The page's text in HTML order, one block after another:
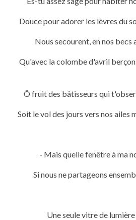
Douce pour adorer les lèvres du
Nous secourent, en nos becs
Qu'avec la colombe d'avril
Ô fruit des bâtisseurs qui
Soit le vol des jours vers nos ailes
- Mais quelle fenêtre à ma
Si nous ne partageons
Une seule vitre de